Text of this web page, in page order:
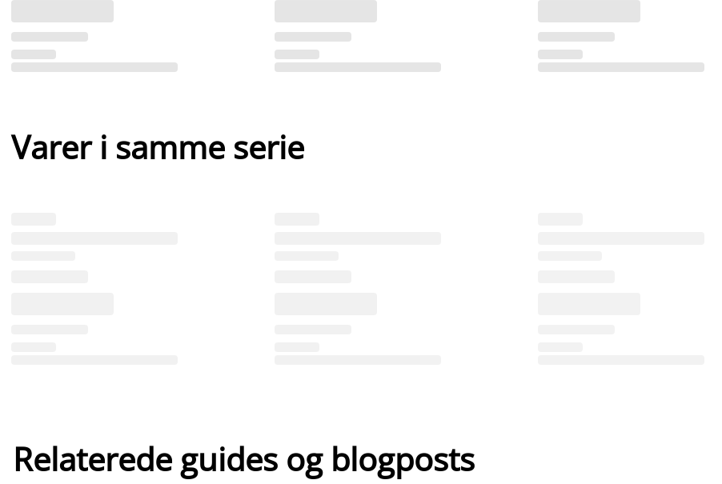
Varer i samme serie
Relaterede guides og blogposts